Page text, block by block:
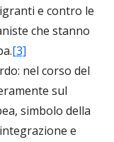
e contro le
che stanno
[3]
nel corso del
sul
simbolo della
e